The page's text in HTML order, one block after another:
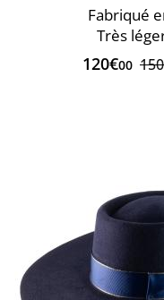
Fabriqué
Très
120€00